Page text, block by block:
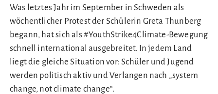
Was letztes Jahr im September in Schweden als
wöchentlicher Protest der Schülerin Greta Thunberg
begann, hat sich als #YouthStrike4Climate-Bewegung
schnell international ausgebreitet. In jedem Land
liegt die gleiche Situation vor: Schüler und Jugend
werden politisch aktiv und Verlangen nach „system
change, not climate change“.